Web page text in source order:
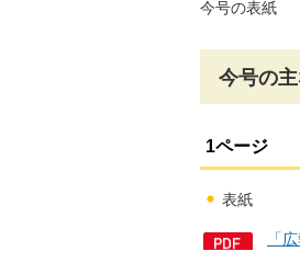
今号の表紙
今号の
1ページ
表紙
「